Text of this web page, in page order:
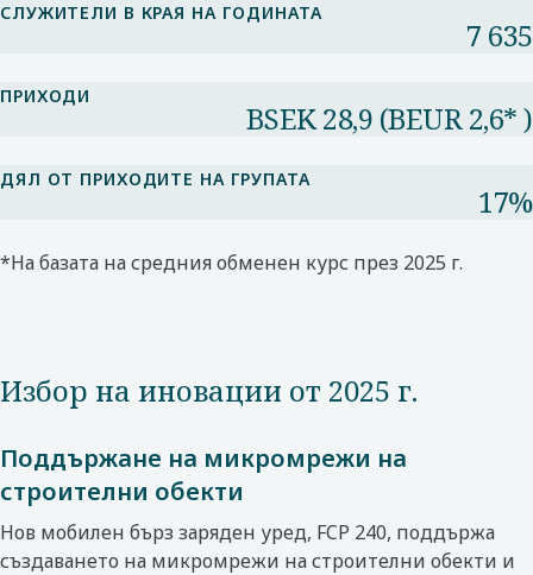
СЛУЖИТЕЛИ В КРАЯ НА ГОДИНАТА
7 635
ПРИХОДИ
BSEK 28,9 (BEUR 2,6* )
ДЯЛ ОТ ПРИХОДИТЕ НА ГРУПАТА​
17%​
*На базата на средния обменен курс през 2025 г.​
Избор на иновации от 2025 г.
Поддържане на микромрежи на
строителни обекти
Нов мобилен бърз заряден уред, FCP 240, поддържа
създаването на микромрежи на строителни обекти и